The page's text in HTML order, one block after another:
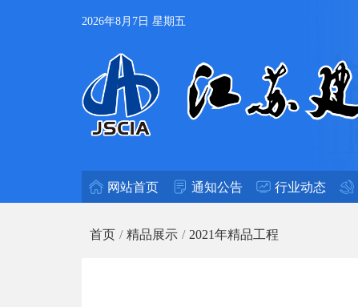
2026年8月7日 星期五
网站首页 通知公告 行业动态
首页 精品展示 2021年精品工程